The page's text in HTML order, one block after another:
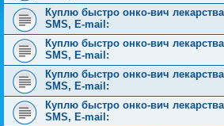
Куплю быстро онко-вич
SMS, E-mail:
Куплю быстро онко-вич
SMS, E-mail:
Куплю быстро онко-вич
SMS, E-mail:
Куплю быстро онко-вич
SMS, E-mail: